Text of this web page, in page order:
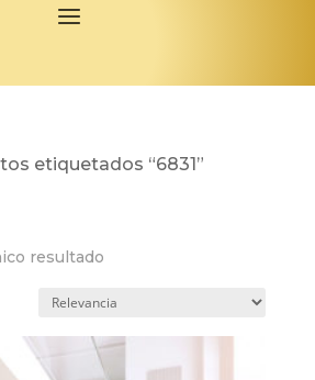
etiquetados “6831”
resultado